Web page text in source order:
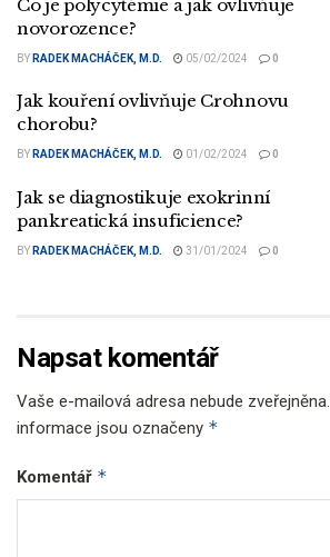
Co je polycytémie a jak ovlivňuje
novorozence?
BY RADEK MACHÁČEK, M.D. 05/02/2024 0
Jak kouření ovlivňuje Crohnovu
chorobu?
BY RADEK MACHÁČEK, M.D. 01/02/2024 0
Jak se diagnostikuje exokrinní
pankreatická insuficience?
BY RADEK MACHÁČEK, M.D. 31/01/2024 0
Napsat komentář
Vaše e-mailová adresa nebude zveřejněna.
informace jsou označeny *
Komentář *